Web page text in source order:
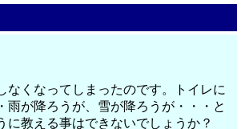
くなってしまったのです。トイレに
が降ろうが、雪が降ろうが・・・と
教える事はできないでしょうか？